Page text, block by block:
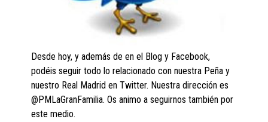
Desde hoy, y además de en el Blog y Facebook,
podéis seguir todo lo relacionado con nuestra Peña y
nuestro Real Madrid en Twitter. Nuestra dirección es
@PMLaGranFamilia. Os animo a seguirnos también por
este medio.